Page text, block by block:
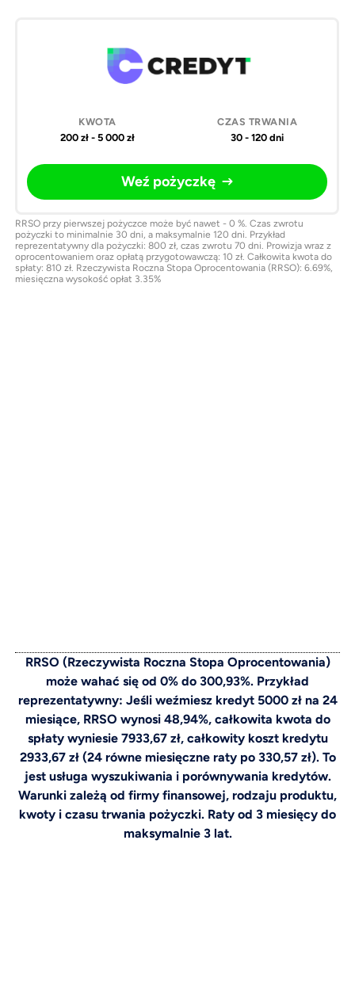
200 zł - 5 000 zł 30 - 120 dni
Weź pożyczkę
RRSO przy pierwszej pożyczce może być nawet - 0 %. Czas zwrotu
pożyczki to minimalnie 30 dni, a maksymalnie 120 dni. Przykład
reprezentatywny dla pożyczki: 800 zł, czas zwrotu 70 dni. Prowizja wraz z
oprocentowaniem oraz opłatą przygotowawczą: 10 zł. Całkowita kwota do
spłaty: 810 zł. Rzeczywista Roczna Stopa Oprocentowania (RRSO): 6.69%,
miesięczna wysokość opłat 3.35%
RRSO (Rzeczywista Roczna Stopa Oprocentowania)
może wahać się od 0% do 300,93%. Przykład
reprezentatywny: Jeśli weźmiesz kredyt 5000 zł na 24
miesiące, RRSO wynosi 48,94%, całkowita kwota do
spłaty wyniesie 7933,67 zł, całkowity koszt kredytu
2933,67 zł (24 równe miesięczne raty po 330,57 zł). To
jest usługa wyszukiwania i porównywania kredytów.
Warunki zależą od firmy finansowej, rodzaju produktu,
kwoty i czasu trwania pożyczki. Raty od 3 miesięcy do
maksymalnie 3 lat.